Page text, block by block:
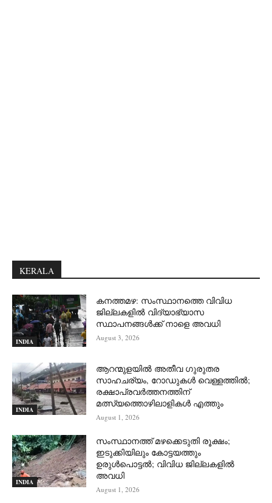
KERALA
INDIA
കനത്തമഴ: സംസ്ഥാനത്തെ വിവിധ
ജില്ലകളിൽ വിദ്യാഭ്യാസ
സ്ഥാപനങ്ങൾക്ക് നാളെ അവധി
August 3, 2026
INDIA
ആറന്മുളയില്‍ അതീവ ഗുരുതര
സാഹചര്യം, റോഡുകള്‍ വെള്ളത്തില്‍;
രക്ഷാപ്രവര്‍ത്തനത്തിന്
മത്സ്യത്തൊഴിലാളികള്‍ എത്തും
August 1, 2026
INDIA
സംസ്ഥാനത്ത് മഴക്കെടുതി രൂക്ഷം;
ഇടുക്കിയിലും കോട്ടയത്തും
ഉരുള്‍പൊട്ടല്‍; വിവിധ ജില്ലകളില്‍
അവധി
August 1, 2026